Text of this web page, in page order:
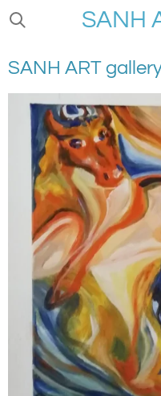
Ga
de
hoofdinhoud
SANH
SANH ART